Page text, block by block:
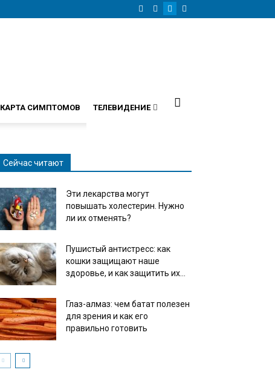
КАРТА СИМПТОМОВ ТЕЛЕВИДЕНИЕ
Сейчас читают
Эти лекарства могут
повышать холестерин. Нужно
ли их отменять?
Пушистый антистресс: как
кошки защищают наше
здоровье, и как защитить их...
Глаз-алмаз: чем батат полезен
для зрения и как его
правильно готовить